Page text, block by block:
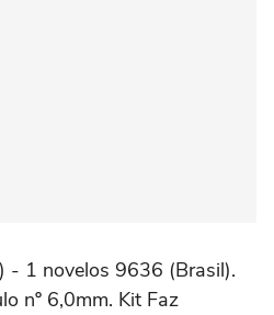
- 1 novelos 9636 (Brasil).
nº 6,0mm. Kit Faz